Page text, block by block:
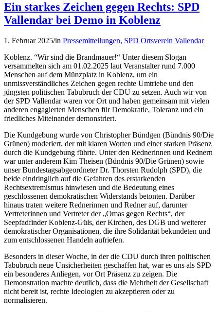
Ein starkes Zeichen gegen Rechts: SPD
Vallendar bei Demo in Koblenz
1. Februar 2025/in Pressemitteilungen, SPD Ortsverein Vallendar
Koblenz. “Wir sind die Brandmauer!“ Unter diesem Slogan
versammelten sich am 01.02.2025 laut Veranstalter rund 7.000
Menschen auf dem Münzplatz in Koblenz, um ein
unmissverständliches Zeichen gegen rechte Umtriebe und den
jüngsten politischen Tabubruch der CDU zu setzen. Auch wir von
der SPD Vallendar waren vor Ort und haben gemeinsam mit vielen
anderen engagierten Menschen für Demokratie, Toleranz und ein
friedliches Miteinander demonstriert.
Die Kundgebung wurde von Christopher Bündgen (Bündnis 90/Die
Grünen) moderiert, der mit klaren Worten und einer starken Präsenz
durch die Kundgebung führte. Unter den Rednerinnen und Rednern
war unter anderem Kim Theisen (Bündnis 90/Die Grünen) sowie
unser Bundestagsabgeordneter Dr. Thorsten Rudolph (SPD), die
beide eindringlich auf die Gefahren des erstarkenden
Rechtsextremismus hinwiesen und die Bedeutung eines
geschlossenen demokratischen Widerstands betonten. Darüber
hinaus traten weitere Rednerinnen und Redner auf, darunter
Vertreterinnen und Vertreter der „Omas gegen Rechts“, der
Seepfadfinder Koblenz-Güls, der Kirchen, des DGB und weiterer
demokratischer Organisationen, die ihre Solidarität bekundeten und
zum entschlossenen Handeln aufriefen.
Besonders in dieser Woche, in der die CDU durch ihren politischen
Tabubruch neue Unsicherheiten geschaffen hat, war es uns als SPD
ein besonderes Anliegen, vor Ort Präsenz zu zeigen. Die
Demonstration machte deutlich, dass die Mehrheit der Gesellschaft
nicht bereit ist, rechte Ideologien zu akzeptieren oder zu
normalisieren.